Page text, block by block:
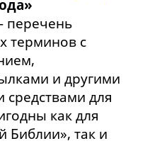
терминов с
и другими
для
как для
Библии», так и